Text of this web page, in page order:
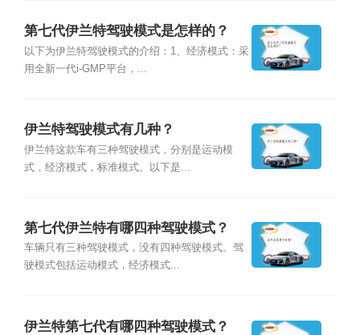
第七代伊兰特驾驶模式是怎样的？
以下为伊兰特驾驶模式的介绍：1、经济模式：采
用全新一代i-GMP平台，...
伊兰特驾驶模式有几种？
伊兰特这款车有三种驾驶模式，分别是运动模
式，经济模式，标准模式。以下是...
第七代伊兰特有哪四种驾驶模式？
车辆只有三种驾驶模式，没有四种驾驶模式。驾
驶模式包括运动模式，经济模式...
伊兰特第七代有哪四种驾驶模式？